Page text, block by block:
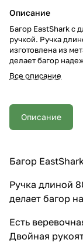
Описание
Багор EastShark с
ручкой. Ручка
изготовлена из
делает багор
инструментом!
петля для лучшего
комфортного
2мя руками. Крюк
см, изготовлен из
Все описание
Описание
Багор
Ручка длиной
делает багор
Есть
Двойная